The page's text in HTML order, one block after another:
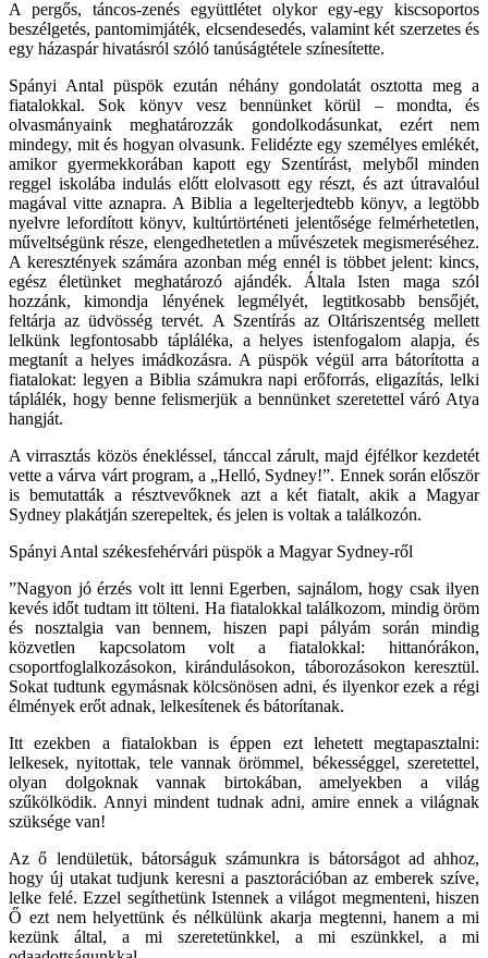
A pergős, táncos-zenés együttlétet olykor egy-egy kiscsoportos
beszélgetés, pantomimjáték, elcsendesedés, valamint két szerzetes és
egy házaspár hivatásról szóló tanúságtétele színesítette.
Spányi Antal püspök ezután néhány gondolatát osztotta meg a
fiatalokkal. Sok könyv vesz bennünket körül – mondta, és
olvasmányaink meghatározzák gondolkodásunkat, ezért nem
mindegy, mit és hogyan olvasunk. Felidézte egy személyes emlékét,
amikor gyermekkorában kapott egy Szentírást, melyből minden
reggel iskolába indulás előtt elolvasott egy részt, és azt útravalóul
magával vitte aznapra. A Biblia a legelterjedtebb könyv, a legtöbb
nyelvre lefordított könyv, kultúrtörténeti jelentősége felmérhetetlen,
műveltségünk része, elengedhetetlen a művészetek megismeréséhez.
A keresztények számára azonban még ennél is többet jelent: kincs,
egész életünket meghatározó ajándék. Általa Isten maga szól
hozzánk, kimondja lényének legmélyét, legtitkosabb bensőjét,
feltárja az üdvösség tervét. A Szentírás az Oltáriszentség mellett
lelkünk legfontosabb tápláléka, a helyes istenfogalom alapja, és
megtanít a helyes imádkozásra. A püspök végül arra bátorította a
fiatalokat: legyen a Biblia számukra napi erőforrás, eligazítás, lelki
táplálék, hogy benne felismerjük a bennünket szeretettel váró Atya
hangját.
A virrasztás közös énekléssel, tánccal zárult, majd éjfélkor kezdetét
vette a várva várt program, a „Helló, Sydney!”. Ennek során először
is bemutatták a résztvevőknek azt a két fiatalt, akik a Magyar
Sydney plakátján szerepeltek, és jelen is voltak a találkozón.
Spányi Antal székesfehérvári püspök a Magyar Sydney-ről
”Nagyon jó érzés volt itt lenni Egerben, sajnálom, hogy csak ilyen
kevés időt tudtam itt tölteni. Ha fiatalokkal találkozom, mindig öröm
és nosztalgia van bennem, hiszen papi pályám során mindig
közvetlen kapcsolatom volt a fiatalokkal: hittanórákon,
csoportfoglalkozásokon, kirándulásokon, táborozásokon keresztül.
Sokat tudtunk egymásnak kölcsönösen adni, és ilyenkor ezek a régi
élmények erőt adnak, lelkesítenek és bátorítanak.
Itt ezekben a fiatalokban is éppen ezt lehetett megtapasztalni:
lelkesek, nyitottak, tele vannak örömmel, békességgel, szeretettel,
olyan dolgoknak vannak birtokában, amelyekben a világ
szűkölködik. Annyi mindent tudnak adni, amire ennek a világnak
szüksége van!
Az ő lendületük, bátorságuk számunkra is bátorságot ad ahhoz,
hogy új utakat tudjunk keresni a pasztorációban az emberek szíve,
lelke felé. Ezzel segíthetünk Istennek a világot megmenteni, hiszen
Ő ezt nem helyettünk és nélkülünk akarja megtenni, hanem a mi
kezünk által, a mi szeretetünkkel, a mi eszünkkel, a mi